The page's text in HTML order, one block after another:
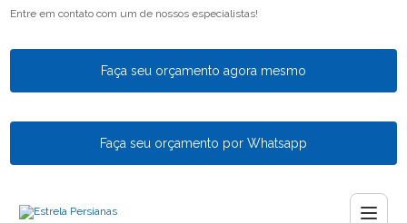
Entre em contato com um de nossos especialistas!
Faça seu orçamento agora mesmo
Faça seu orçamento por Whatsapp